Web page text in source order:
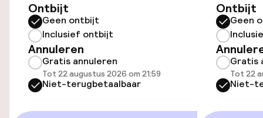
Toegankelijkheid
Overal rolstoeltoegankelijk
Lift
Ontbijt
Geen ontbijt
Inclusief ontbijt
Annuleren
Gratis annuleren
Tot 22 augustus 2026 om 21:59
Niet-terugbetaalbaar
Ontbijt
Geen
Gratis
Tot 22
Niet-